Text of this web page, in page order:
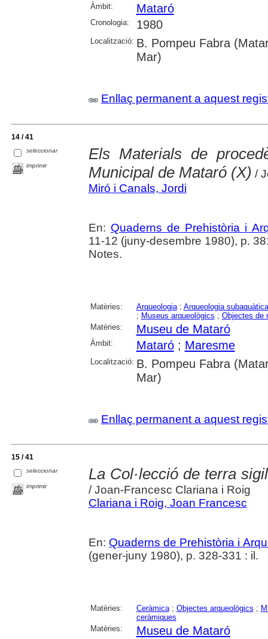
Àmbit: Mataró
Cronologia: 1980
Localització: B. Pompeu Fabra
Mar)
Enllaç permanent a aquest
14 / 41
seleccionar
imprimir
Els Materials de
Municipal de Mataró (X) /
Miró i Canals, Jordi
En: Quaderns de Prehistòria i
11-12 (juny-desembre 1980), p.
Notes.
Matèries: Arqueologia; Arqueologia subaquàtica
; Museus arqueològics ; Objectes de
Matèries:
Museu de Mataró
Àmbit: Mataró; Maresme
Localització: B. Pompeu Fabra
Mar)
Enllaç permanent a aquest
15 / 41
seleccionar
imprimir
La Col·lecció de terra
/ Joan-Francesc Clariana i Roig
Clariana i Roig, Joan Francesc
En: Quaderns de Prehistòria i
(gener-juny 1980), p. 328-331 : il.
Matèries: Ceràmica; Objectes arqueològics ;
ceràmiques
Matèries:
Museu de Mataró